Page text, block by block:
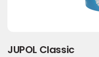
JUPOL Classic